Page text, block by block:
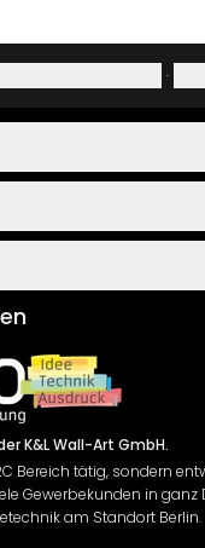
·
K&L Wall-Art GmbH.
Bereich tätig, sondern
Gewerbekunden in ganz
am Standort Berlin.